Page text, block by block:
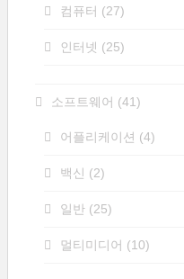
컴퓨터 (27)
인터넷 (25)
소프트웨어 (41)
어플리케이션 (4)
백신 (2)
일반 (25)
멀티미디어 (10)